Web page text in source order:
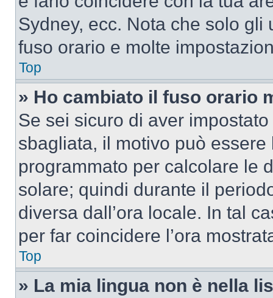
Sydney, ecc. Nota che solo
fuso orario e molte
Top
» Ho cambiato il fuso orario
Se sei sicuro di aver
sbagliata, il motivo può essere
programmato per calcolare le
solare; quindi durante il
diversa dall’ora locale. In tal
per far coincidere l’ora
Top
» La mia lingua non è nella